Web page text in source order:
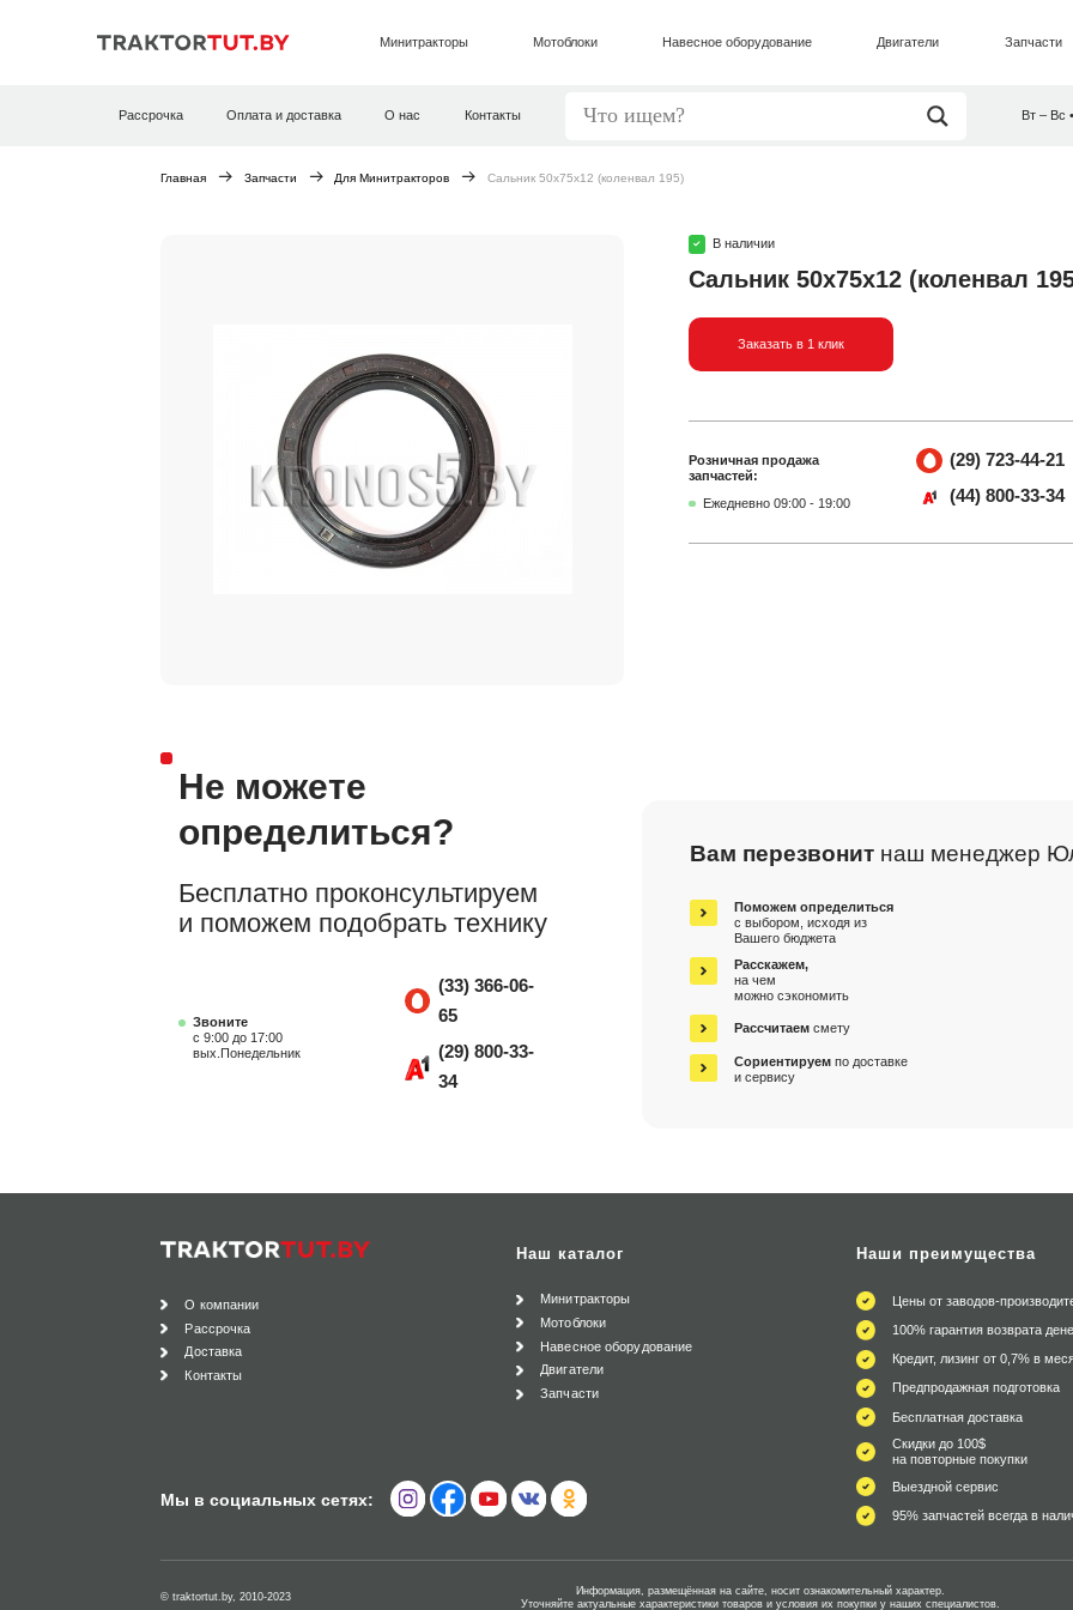
Минитракторы Мотоблоки Навесное оборудование Двигатели Запчасти
Рассрочка Оплата и доставка О нас Контакты Вт – Вс
Главная Запчасти Для Минитракторов Сальник 50х75х12 (коленвал 195)
В наличии
Сальник 50х75х12 (коленвал
Заказать в 1 клик
Розничная продажа
запчастей:
Ежедневно 09:00 - 19:00
(29) 723-44-21
(44) 800-33-34
Не можете
определиться?
Бесплатно проконсультируем
и поможем подобрать технику
Звоните
с 9:00 до 17:00
вых.Понедельник
(33) 366-06-
65
(29) 800-33-
34
Вам перезвонит наш менеджер
Поможем определиться
с выбором, исходя из
Вашего бюджета
Расскажем,
на чем
можно сэкономить
Рассчитаем смету
Сориентируем по доставке
и сервису
О компании
Рассрочка
Доставка
Контакты
Наш каталог
Минитракторы
Мотоблоки
Навесное оборудование
Двигатели
Запчасти
Мы в социальных сетях:
Наши преимущества
Цены от заводов-
100% гарантия возврата
Кредит, лизинг от 0,7% в
Предпродажная подготовка
Бесплатная доставка
Скидки до 100$
на повторные покупки
Выездной сервис
95% запчастей всегда в
© traktortut.by, 2010-2023
Информация, размещённая на сайте, носит ознакомительный характер.
Уточняйте актуальные характеристики товаров и условия их покупки у наших специалистов.